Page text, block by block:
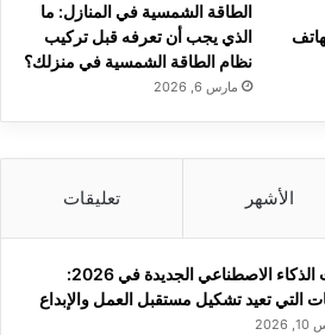
الطاقة الشمسية في المنازل: ما
الذي يجب أن تعرفه قبل تركيب
نظام الطاقة الشمسية في منزلك؟
مارس 6, 2026
الأشهر تعليقات
أدوات الذكاء الاصطناعي الجديدة في 2026:
التي تعيد تشكيل مستقبل العمل والإبداع